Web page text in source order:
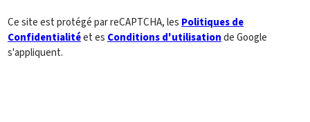
Ce site est protégé par reCAPTCHA, les Politiques de
Confidentialitéet es Conditions d'utilisationde Google
s'appliquent.